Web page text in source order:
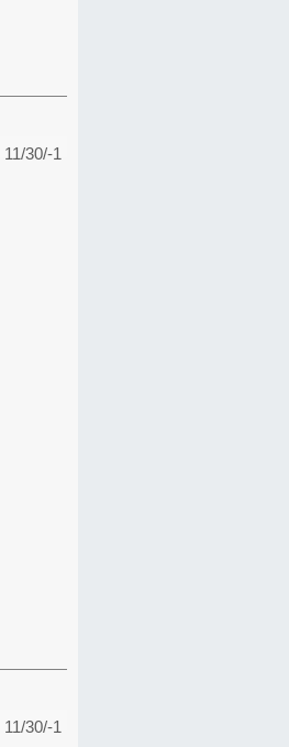
11/30/-1
11/30/-1